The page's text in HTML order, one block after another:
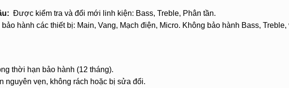
Được kiểm tra và đổi mới linh kiện: Bass, Treble, Phân tần.
bảo hành các thiết bị: Main, Vang, Mạch điện, Micro. Không bảo hành Bass, Treble,
thời hạn bảo hành (12 tháng).
nguyên vẹn, không rách hoặc bị sửa đổi.